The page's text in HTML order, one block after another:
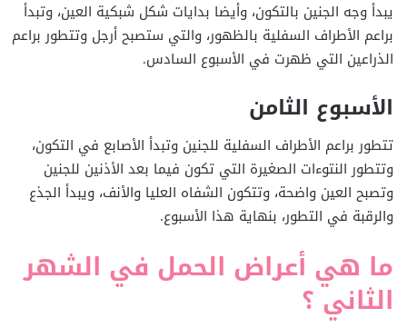
يبدأ وجه الجنين بالتكون، وأيضا بدايات شكل شبكية العين، وتبدأ
براعم الأطراف السفلية بالظهور، والتي ستصبح أرجل وتتطور براعم
الذراعين التي ظهرت في الأسبوع السادس.
الأسبوع الثامن
تتطور براعم الأطراف السفلية للجنين وتبدأ الأصابع في التكون،
وتتطور النتوءات الصغيرة التي تكون فيما بعد الأذنين للجنين
وتصبح العين واضحة، وتتكون الشفاه العليا والأنف، ويبدأ الجذع
والرقبة في التطور، بنهاية هذا الأسبوع.
ما هي أعراض الحمل في الشهر
الثاني ؟